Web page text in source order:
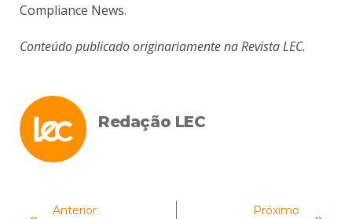
Compliance News.
Conteúdo publicado originariamente na Revista LEC.
Redação LEC
Anterior Próximo